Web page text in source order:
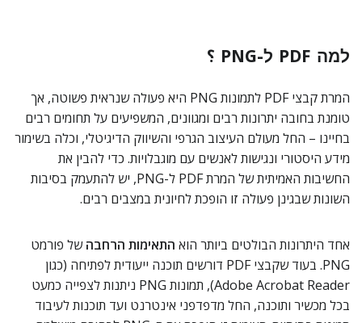
למה PDF ל-PNG ؟
המרת קבצי PDF לתמונות PNG היא פעולה שנראית פשוטה, אך
טומנת בחובה יתרונות רבים ומגוונים, המשפיעים על תחומים רבים
בחיינו – החל מעולם העיצוב הגרפי והשיווק הדיגיטלי, וכלה בשימור
מידע היסטורי ונגישות לאנשים עם מוגבלויות. כדי להבין את
החשיבות האמיתית של המרת PDF ל-PNG, יש להתעמק בסיבות
השונות שבגינן פעולה זו הופכת לחיונית במצבים רבים.
אחד היתרונות הבולטים ביותר הוא התאימות הרחבהשל פורמט
PNG. בעוד שקבצי PDF דורשים תוכנה ייעודית לפתיחה (כגון
Adobe Acrobat Reader), תמונות PNG ניתנות לצפייה כמעט
בכל מכשיר ותוכנה, החל מדפדפני אינטרנט ועד תוכנות לעיבוד